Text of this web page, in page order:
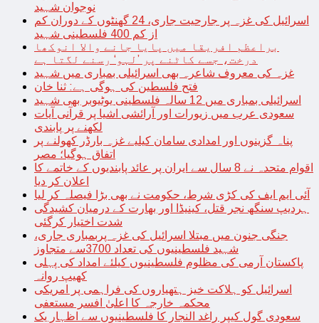
نوجوان شہید
اسرائیل کی غزہ پر جارحیت جاری، 24 گھنٹوں کے دوران کم
از کم 400 فلسطینی شہید
براعظم افریقا میں پایا جانے والا انوکھا
درخت، جسے کاٹنے پر ’لہو‘ رسنے لگتا ہے
غزہ کی معروف شاعرہ بھی اسرائیلی بمباری میں شہید
فتح فلسطین کی ہوگی ہے: ثنا خان
اسرائیلی بمباری میں 12 سالہ فلسطینی یوٹیوبر بھی شہید
سعودی عرب میں زیورات اور آرائشی اشیا پر قرآنی آیات
لکھنے پر پابندی
پناہ گزینوں اور امدادی سامان کیلیے غزہ بارڈر کھولنے پر
اتفاق ہوگیا؛ مصر
اقوام متحدہ نے 8 سال سے ایران پر عائد پابندیوں کے خاتمے کا
اعلان کر دیا
آئی ایم ایف کی کڑی شرط، حکومت نے بھی بڑا فیصلہ کر لیا
ہردیپ سنگھ نجر قتل، کینیڈا اور بھارت کے درمیان کشیدگی
شدت اختیار کرگئی
جنگی جنون میں مبتلا اسرائیل کی غزہ پربمباری جاری،
شہید فلسطینیوں کی تعداد 3700سے متجاوز
پاکستان آرمی کی مظلوم فلسطینیوں کیلئے امداد کی پہلی
کھیپ روانہ
اسرائیل کو ہلاکت خیز ہتھیاروں کی فراہمی پر امریکی
محکمہ خارجہ کا اعلیٰ افسر مستعفی
سعودی گول کیپر راغد النجار کا فلسطینیوں سے اظہار یک